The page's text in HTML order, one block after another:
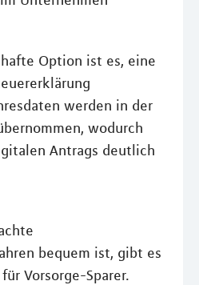
Option ist es, eine
werden in der
wodurch
Antrags deutlich
bequem ist, gibt es
Vorsorge-Sparer.